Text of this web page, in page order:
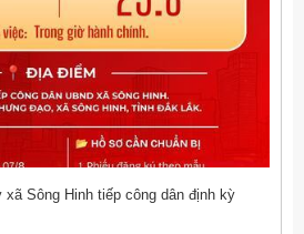
Sông Hinh tiếp công dân định kỳ